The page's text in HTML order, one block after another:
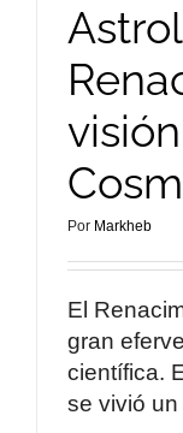
Por Markheb
El
gran
científica.
se vivió un